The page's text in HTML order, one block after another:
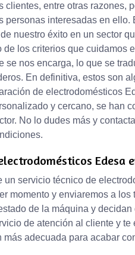
clientes, entre otras razones,
personas interesadas en ello.
nuestro éxito en un sector
de los criterios que cuidamos
se nos encarga, lo que se
En definitiva, estos son
de electrodomésticos
y cercano, se han
No lo dudes más y
Edesa
un servicio técnico de
momento y enviaremos a
de la máquina y
de atención al cliente y
adecuada para acabar